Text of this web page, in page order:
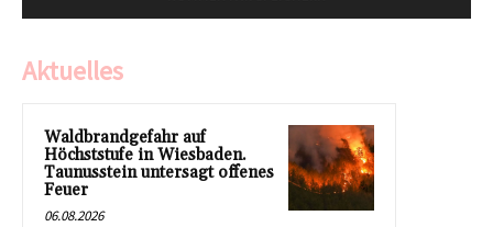
Aktuelles
Waldbrandgefahr auf
Höchststufe in Wiesbaden.
Taunusstein untersagt offenes
Feuer
06.08.2026